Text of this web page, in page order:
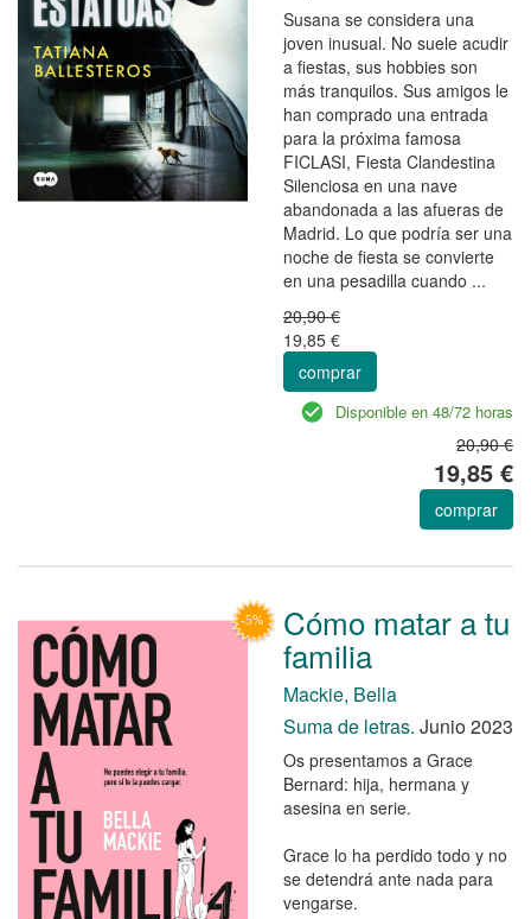
Susana se considera una
joven inusual. No suele acudir
a fiestas, sus hobbies son
más tranquilos. Sus amigos le
han comprado una entrada
para la próxima famosa
FICLASI, Fiesta Clandestina
Silenciosa en una nave
abandonada a las afueras de
Madrid. Lo que podría ser una
noche de fiesta se convierte
en una pesadilla cuando ...
20,90 €
19,85 €
comprar
Disponible en 48/72 horas
20,90 €
19,85 €
comprar
Cómo matar a tu
familia
Mackie, Bella
Suma de letras. Junio 2023
Os presentamos a Grace
Bernard: hija, hermana y
asesina en serie.
Grace lo ha perdido todo y no
se detendrá ante nada para
vengarse.